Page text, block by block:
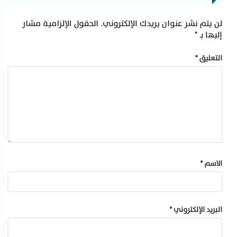
لن يتم نشر عنوان بريدك الإلكتروني. الحقول الإلزامية مشار
إليها بـ*
التعليق*
الاسم*
البريد الإلكتروني*